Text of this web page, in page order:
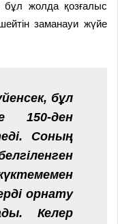
жолда қозғалыс
заманауи жүйе
бұл
150-ден
Соның
орнату
Келер